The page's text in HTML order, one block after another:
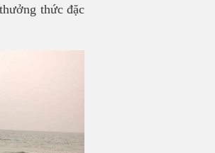
thức đặc